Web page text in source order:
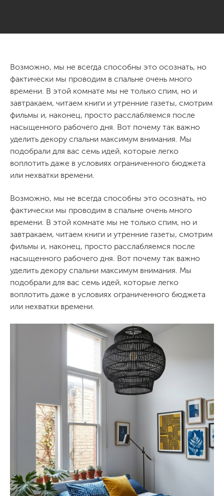
Возможно, мы не всегда способны это осознать, но
фактически мы проводим в спальне очень много
времени. В этой комнате мы не только спим, но и
завтракаем, читаем книги и утренние газеты, смотрим
фильмы и, наконец, просто расслабляемся после
насыщенного рабочего дня. Вот почему так важно
уделить декору спальни максимум внимания. Мы
подобрали для вас семь идей, которые легко
воплотить даже в условиях ограниченного бюджета
или нехватки времени.
Возможно, мы не всегда способны это осознать, но
фактически мы проводим в спальне очень много
времени. В этой комнате мы не только спим, но и
завтракаем, читаем книги и утренние газеты, смотрим
фильмы и, наконец, просто расслабляемся после
насыщенного рабочего дня. Вот почему так важно
уделить декору спальни максимум внимания. Мы
подобрали для вас семь идей, которые легко
воплотить даже в условиях ограниченного бюджета
или нехватки времени.